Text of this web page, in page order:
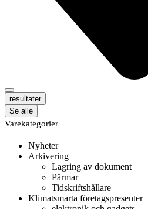
resultater
Se alle
Varekategorier
Nyheter
Arkivering
Lagring av dokument
Pärmar
Tidskriftshållare
Klimatsmarta företagspresenter